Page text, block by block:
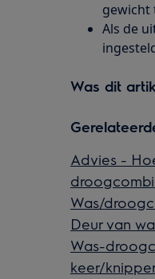
gewicht
Als de
Was dit
Advies -
Was/
Deur van
Was-
keer/